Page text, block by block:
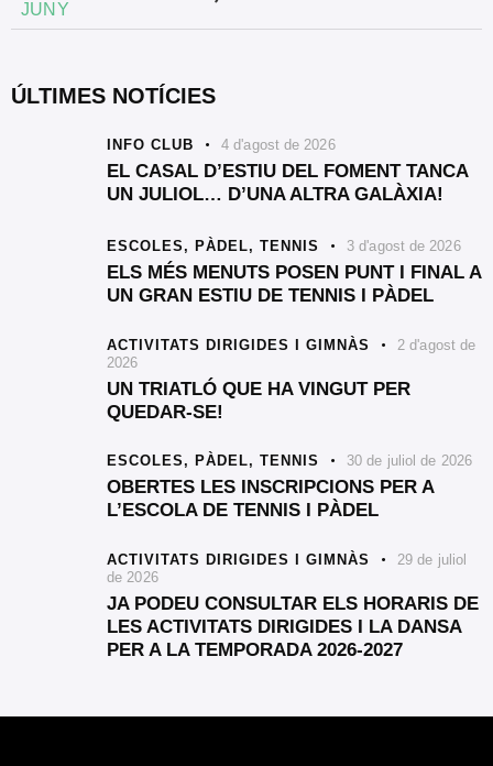
JUNY
ÚLTIMES NOTÍCIES
INFO CLUB 4 d'agost de 2026
EL CASAL D’ESTIU DEL FOMENT TANCA
UN JULIOL… D’UNA ALTRA GALÀXIA!
ESCOLES, PÀDEL, TENNIS 3 d'agost de 2026
ELS MÉS MENUTS POSEN PUNT I FINAL A
UN GRAN ESTIU DE TENNIS I PÀDEL
ACTIVITATS DIRIGIDES I GIMNÀS
2 d'agost de
2026
UN TRIATLÓ QUE HA VINGUT PER
QUEDAR-SE!
ESCOLES, PÀDEL, TENNIS 30 de juliol de 2026
OBERTES LES INSCRIPCIONS PER A
L’ESCOLA DE TENNIS I PÀDEL
ACTIVITATS DIRIGIDES I GIMNÀS
29 de juliol
de 2026
JA PODEU CONSULTAR ELS HORARIS DE
LES ACTIVITATS DIRIGIDES I LA DANSA
PER A LA TEMPORADA 2026-2027